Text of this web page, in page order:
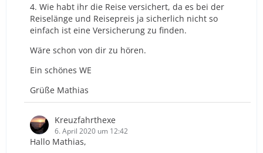
4. Wie habt ihr die Reise versichert, da es bei der
Reiselänge und Reisepreis ja sicherlich nicht so
einfach ist eine Versicherung zu finden.
Wäre schon von dir zu hören.
Ein schönes WE
Grüße Mathias
Kreuzfahrthexe
6. April 2020 um 12:42
Hallo Mathias,